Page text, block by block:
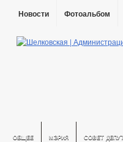
Новости Фотоальбом
ОБЩЕЕ МЭРИЯ СОВЕТ